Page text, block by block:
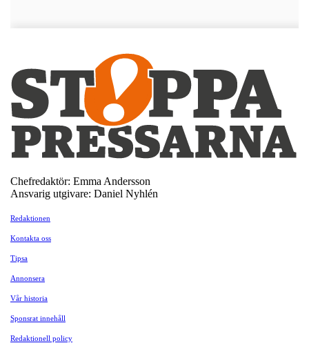
Chefredaktör: Emma Andersson
Ansvarig utgivare: Daniel Nyhlén
Redaktionen
Kontakta oss
Tipsa
Annonsera
Vår historia
Sponsrat innehåll
Redaktionell policy